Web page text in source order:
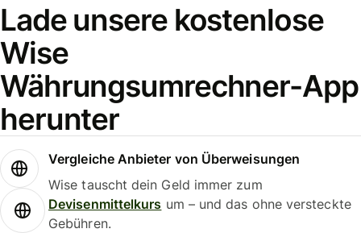
Lade unsere kostenlose
Wise
Währungsumrechner-App
herunter
Vergleiche Anbieter von Überweisungen
Wise tauscht dein Geld immer zum
Devisenmittelkurs um – und das ohne versteckte
Gebühren.